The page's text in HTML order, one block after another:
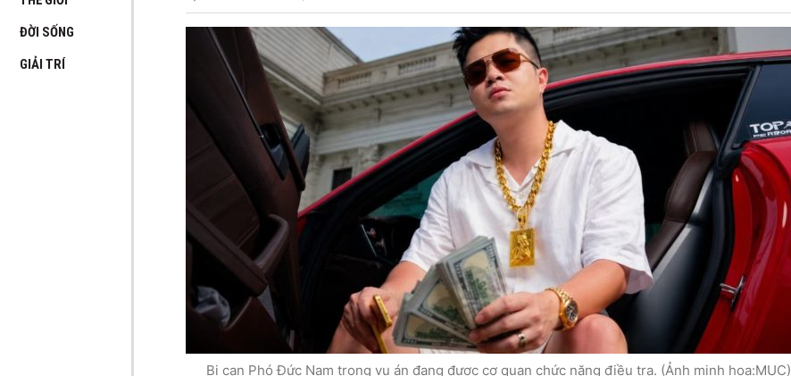
ĐỜI SỐNG
GIẢI TRÍ
Bị can Phó Đức Nam trong vụ án đang được cơ quan chức năng điều tra. (Ảnh minh họa:MUC)